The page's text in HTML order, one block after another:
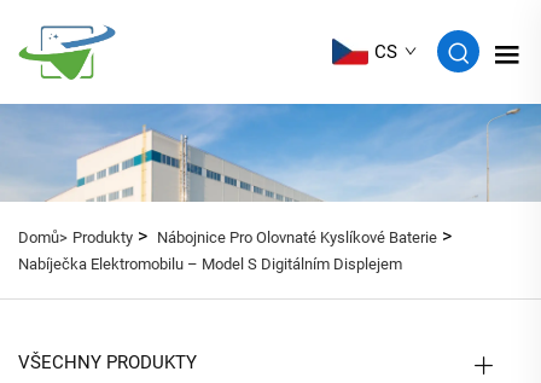
CS
Domů> Produkty > Nábojnice Pro Olovnaté Kyslíkové Baterie >
Nabíječka Elektromobilu – Model S Digitálním Displejem
VŠECHNY PRODUKTY